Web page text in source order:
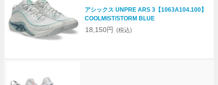
アシックス UNPRE ARS 3【1063A104.100】
COOLMIST/STORM BLUE
18,150円 (税込)